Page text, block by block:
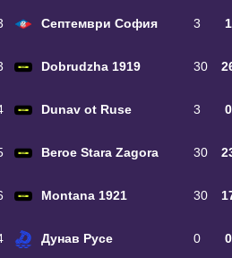
Септември София 3 1
Dobrudzha 1919 30
Dunav ot Ruse 3 0
Beroe Stara Zagora 30
Montana 1921 30
Дунав Русе 0 0